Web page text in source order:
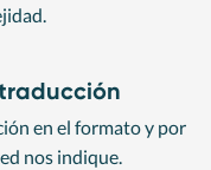
en el formato y por
nos indique.